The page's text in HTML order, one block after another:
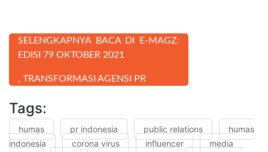
SELENGKAPNYA BACA DI E-MAGZ:
EDISI 79 OKTOBER 2021
, TRANSFORMASI AGENSI PR
Tags:
humas pr indonesia public relations
humas
indonesia
corona virus influencer
media